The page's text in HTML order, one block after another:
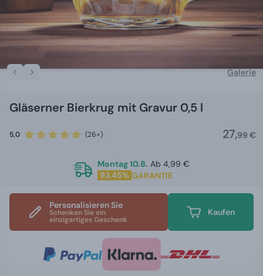
Galerie
Gläserner Bierkrug mit Gravur 0,5 l
5,0 (26×) 27,99 €
Montag 10.8. Ab 4,99 €
93,45% GARANTIE
Personalisieren Sie
Schenken Sie ein
einzigartiges Geschenk
Kaufen